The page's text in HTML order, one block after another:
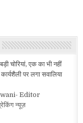
चोरियां, एक का भी नहीं
पर लगा सवालिया
Editor
न्यूज़